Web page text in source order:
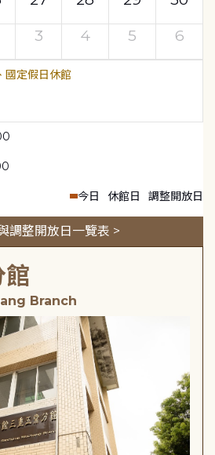
3 4 5 6
國定假日休館
今日 休館日 調整開放日
調整開放日一覽表 >
館
Branch